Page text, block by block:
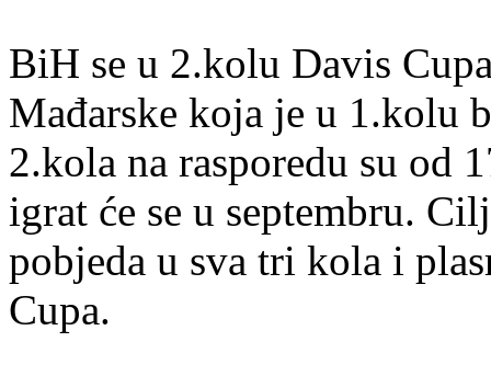
BiH se u 2.kolu Davis
Mađarske koja je u 1.kolu
2.kola na rasporedu su od
igrat će se u septembru.
pobjeda u sva tri kola i
Cupa.